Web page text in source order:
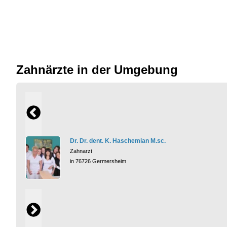
Zahnärzte in der Umgebung
Dr. Dr. dent. K. Haschemian M.sc.
Zahnarzt
in 76726 Germersheim